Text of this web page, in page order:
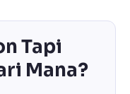
Tapi
Mana?